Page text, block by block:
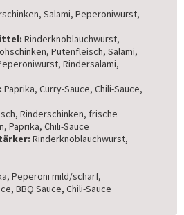
Salami, Peperoniwurst,
Rinderknoblauchwurst,
Putenfleisch, Salami,
Rindersalami,
Paprika, Curry-Sauce, Chili-Sauce,
Rinderschinken, frische
Paprika, Chili-Sauce
Rinderknoblauchwurst,
Peperoni mild/scharf,
BBQ Sauce, Chili-Sauce